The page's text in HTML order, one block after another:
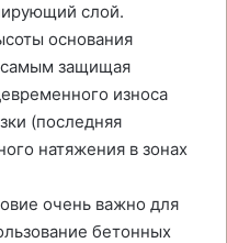
слой.
основания
самым защищая
износа
(последняя
натяжения в зонах
очень важно для
бетонных